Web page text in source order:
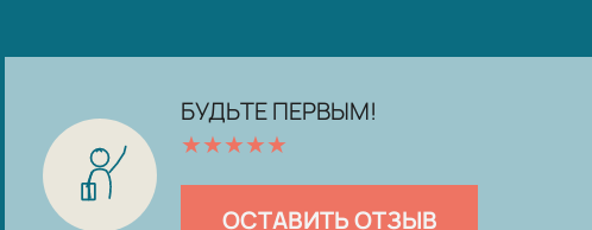
БУДЬТЕ ПЕРВЫМ!
★★★★★
ОСТАВИТЬ ОТЗЫВ